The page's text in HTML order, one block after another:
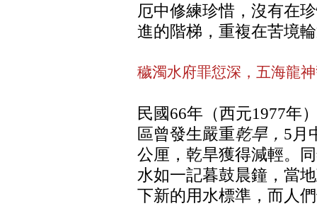
厄中修練珍惜，沒有在
進的階梯，重複在苦境
穢濁水府罪愆深，五海龍
民國66年（西元1977年
區曾發生嚴重乾旱， 5月
公厘，乾旱獲得減輕。
水如一記暮鼓晨鐘，當
下新的用水標準，而人